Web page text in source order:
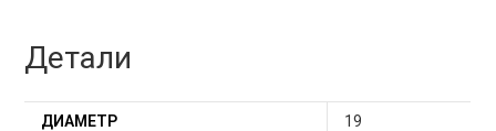
Детали
ДИАМЕТР 19